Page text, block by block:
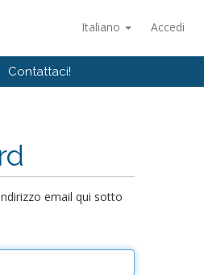
Italiano Accedi
Contattaci!
email qui sotto